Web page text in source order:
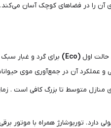
آن را در فضاهای کوچک آسان
اول (Eco) برای گرد و غبار سبک
آن در جمع‌آوری موی حیوانات
متوسط تا بزرگ کافی است .
. توربوشارژ همراه با موتور